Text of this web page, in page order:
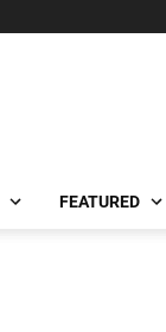
FEATURED